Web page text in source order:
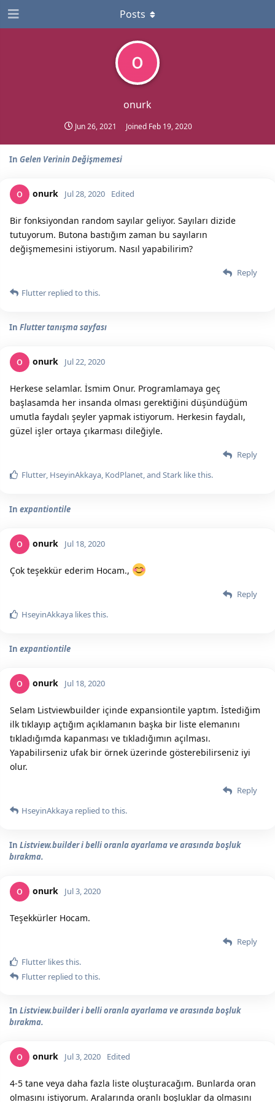
onurk
Jun 26, 2021 Joined Feb 19, 2020
Posts
In Gelen Verinin Değişmemesi
onurk Jul 28, 2020 Edited
Bir fonksiyondan random sayılar geliyor. Sayıları dizide
tutuyorum. Butona bastığım zaman bu sayıların
değişmemesini istiyorum. Nasıl yapabilirim?
Reply
Flutter replied to this.
In Flutter tanışma sayfası
onurk Jul 22, 2020
Herkese selamlar. İsmim Onur. Programlamaya geç
başlasamda her insanda olması gerektiğini düşündüğüm
umutla faydalı şeyler yapmak istiyorum. Herkesin faydalı,
güzel işler ortaya çıkarması dileğiyle.
Reply
Flutter, HseyinAkkaya, KodPlanet, and Stark like this.
In expantiontile
onurk Jul 18, 2020
Çok teşekkür ederim Hocam.,
Reply
HseyinAkkaya likes this.
In expantiontile
onurk Jul 18, 2020
Selam Listviewbuilder içinde expansiontile yaptım. İstediğim
ilk tıklayıp açtığım açıklamanın başka bir liste elemanını
tıkladığımda kapanması ve tıkladığımın açılması.
Yapabilirseniz ufak bir örnek üzerinde gösterebilirseniz iyi
olur.
Reply
HseyinAkkaya replied to this.
In Listview.builder i belli oranla ayarlama ve arasında boşluk
bırakma.
onurk Jul 3, 2020
Teşekkürler Hocam.
Reply
Flutter likes this.
Flutter replied to this.
In Listview.builder i belli oranla ayarlama ve arasında boşluk
bırakma.
onurk Jul 3, 2020 Edited
4-5 tane veya daha fazla liste oluşturacağım. Bunlarda oran
olmasını istiyorum. Aralarında oranlı boşluklar da olmasını